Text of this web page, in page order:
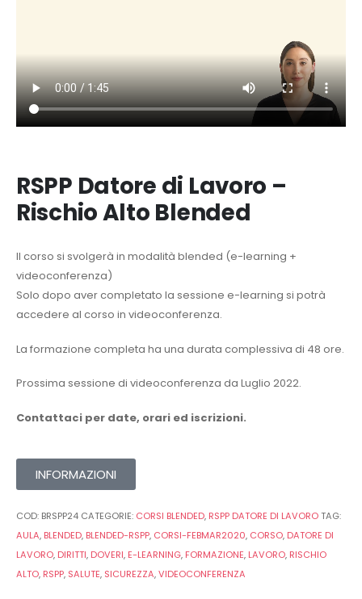
RSPP Datore di Lavoro –
Rischio Alto Blended
Il corso si svolgerà in modalità blended (e-learning +
videoconferenza)
Solo dopo aver completato la sessione e-learning si potrà
accedere al corso in videoconferenza.
La formazione completa ha una durata complessiva di 48 ore.
Prossima sessione di videoconferenza da Luglio 2022.
Contattaci per date, orari ed iscrizioni.
INFORMAZIONI
COD: BRSPP24 CATEGORIE: CORSI BLENDED, RSPP DATORE DI LAVOROTAG:
AULA, BLENDED, BLENDED-RSPP, CORSI-FEBMAR2020, CORSO, DATORE DI
LAVORO, DIRITTI, DOVERI, E-LEARNING, FORMAZIONE, LAVORO, RISCHIO
ALTO, RSPP, SALUTE, SICUREZZA,VIDEOCONFERENZA